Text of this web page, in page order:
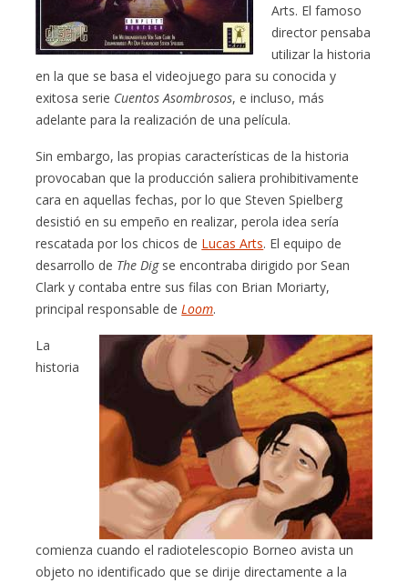
Arts. El famoso
director pensaba
utilizar la historia
en la que se basa el videojuego para su conocida y
exitosa serie Cuentos Asombrosos, e incluso, más
adelante para la realización de una película.
Sin embargo, las propias características de la historia
provocaban que la producción saliera prohibitivamente
cara en aquellas fechas, por lo que Steven Spielberg
desistió en su empeño en realizar, perola idea sería
rescatada por los chicos de Lucas Arts. El equipo de
desarrollo de The Digse encontraba dirigido por Sean
Clark y contaba entre sus filas con Brian Moriarty,
principal responsable de Loom.
La
historia
comienza cuando el radiotelescopio Borneo avista un
objeto no identificado que se dirije directamente a la